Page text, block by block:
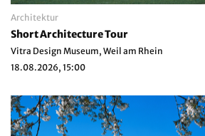
Architektur
Short Architecture Tour
Vitra Design Museum, Weil am Rhein
18.08.2026, 15:00